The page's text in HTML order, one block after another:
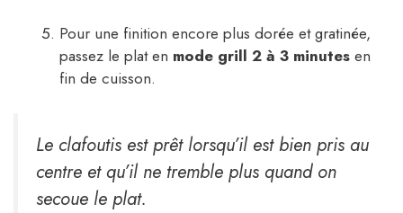
Pour une finition encore plus dorée et gratinée,
passez le plat en mode grill 2 à 3 minutes en
fin de cuisson.
Le clafoutis est prêt lorsqu’il est bien pris au
centre et qu’il ne tremble plus quand on
secoue le plat.